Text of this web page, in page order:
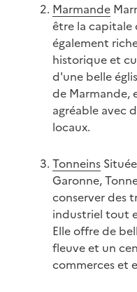
Marmande
être la capitale
également
historique et
d'une belle
de Marmande,
agréable avec
locaux.
Tonneins
Garonne,
conserver des
industriel tout
Elle offre de
fleuve et un
commerces et